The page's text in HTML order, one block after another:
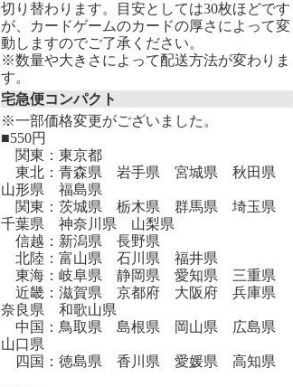
切り替わります。目安としては30枚ほどです
が、カードゲームのカードの厚さによって変
動しますのでご了承ください。
※数量や大きさによって配送方法が変わりま
す。
宅急便コンパクト
※一部価格変更がございました。
■550円
関東：東京都
東北：青森県 岩手県 宮城県 秋田県
山形県 福島県
関東：茨城県 栃木県 群馬県 埼玉県
千葉県 神奈川県 山梨県
信越：新潟県 長野県
北陸：富山県 石川県 福井県
東海：岐阜県 静岡県 愛知県 三重県
近畿：滋賀県 京都府 大阪府 兵庫県
奈良県 和歌山県
中国：鳥取県 島根県 岡山県 広島県
山口県
四国：徳島県 香川県 愛媛県 高知県